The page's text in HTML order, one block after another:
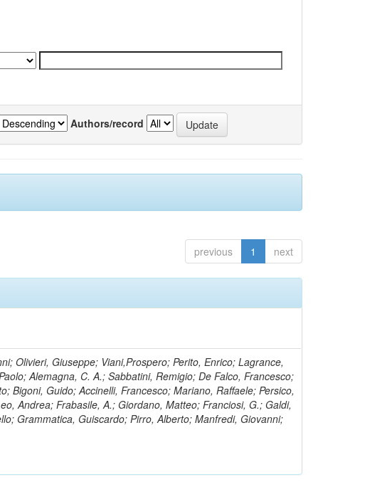
Authors/record
previous 1 next
Olivieri, Giuseppe; Viani,Prospero; Perito, Enrico; Lagrance,
Alemagna, C. A.; Sabbatini, Remigio; De Falco, Francesco;
Bigoni, Guido; Accinelli, Francesco; Mariano, Raffaele; Persico,
Andrea; Frabasile, A.; Giordano, Matteo; Franciosi, G.; Galdi,
Grammatica, Guiscardo; Pirro, Alberto; Manfredi, Giovanni;